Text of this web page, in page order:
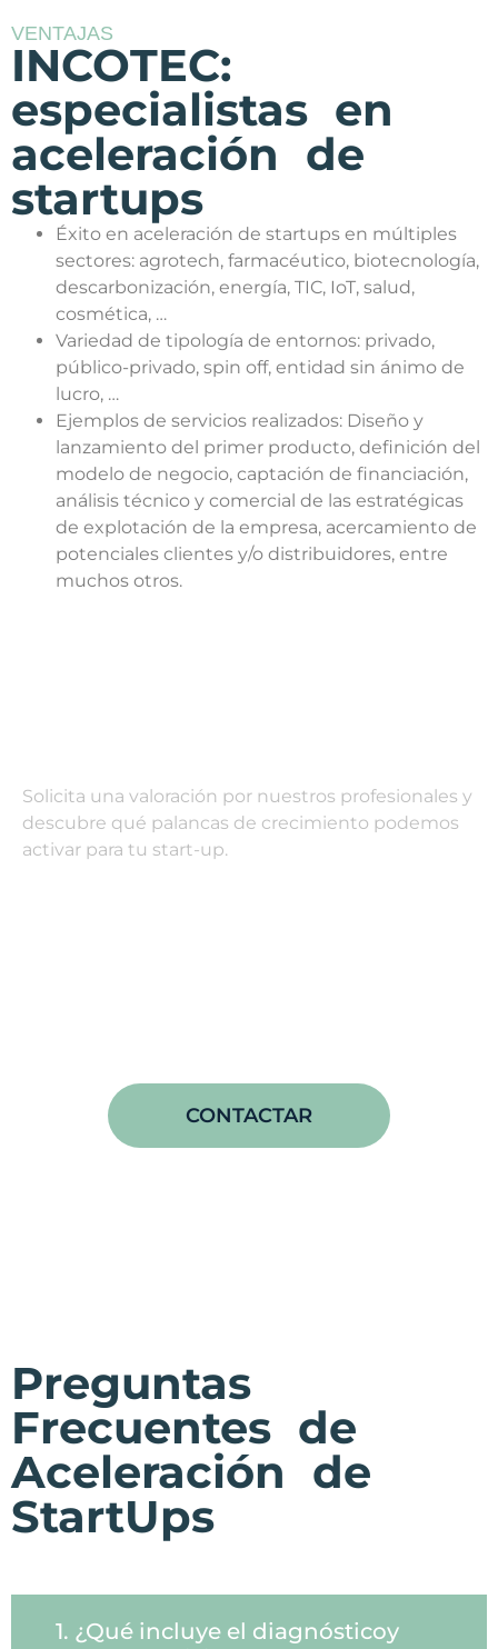
VENTAJAS
INCOTEC:
especialistas en
aceleración de
startups
Éxito en aceleración de startups en múltiples
sectores: agrotech, farmacéutico, biotecnología,
descarbonización, energía, TIC, IoT, salud,
cosmética, …
Variedad de tipología de entornos: privado,
público-privado, spin off, entidad sin ánimo de
lucro, …
Ejemplos de servicios realizados: Diseño y
lanzamiento del primer producto, definición del
modelo de negocio, captación de financiación,
análisis técnico y comercial de las estratégicas
de explotación de la empresa, acercamiento de
potenciales clientes y/o distribuidores, entre
muchos otros.
Solicita una valoración por nuestros profesionales y
descubre qué palancas de crecimiento podemos
activar para tu start-up.
CONTACTAR
Preguntas
Frecuentes de
Aceleración de
StartUps
1. ¿Qué incluye el diagnósticoy